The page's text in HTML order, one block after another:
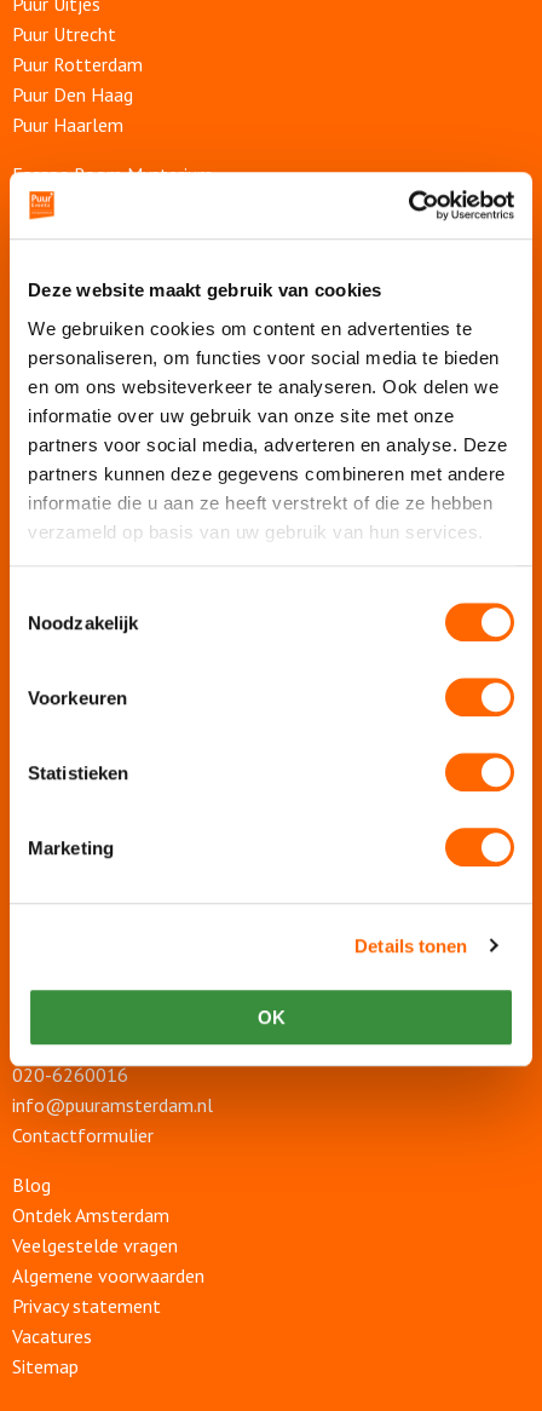
Deze website maakt gebruik van cookies
We gebruiken cookies om content en advertenties te
personaliseren, om functies voor social media te bieden
en om ons websiteverkeer te analyseren. Ook delen we
informatie over uw gebruik van onze site met onze
partners voor social media, adverteren en analyse. Deze
partners kunnen deze gegevens combineren met andere
informatie die u aan ze heeft verstrekt of die ze hebben
verzameld op basis van uw gebruik van hun services.
Noodzakelijk
Voorkeuren
Statistieken
Marketing
Details tonen
OK
Puur Utrecht
Puur Rotterdam
Puur Den Haag
Puur Haarlem
Escape Room Mysterium
Vergaderruimte De Grote Werf
Vergaderlocatie Rotterdam View
Wij organiseren jouw
Teamuitje
Rondvaart
Groepsuitje
Bedrijfsuitje
Personeelsuitje
Bedrijfsfeest
Nieuwezijds Voorburgwal 328K
020-6260016
info@puuramsterdam.nl
Contactformulier
Blog
Ontdek Amsterdam
Veelgestelde vragen
Algemene voorwaarden
Privacy statement
Vacatures
Sitemap